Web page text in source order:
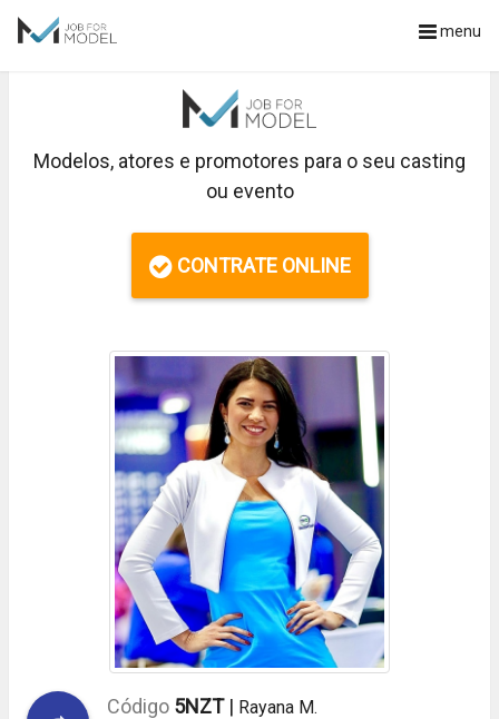
menu
Modelos, atores e promotores para o seu casting
ou evento
CONTRATE ONLINE
Código 5NZT | Rayana M.